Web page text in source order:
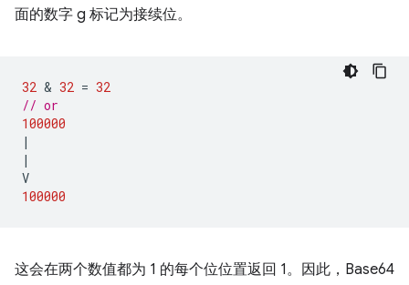
面的数字 g 标记为接续位。
32 & 32 = 32
// or
100000
|
|
V
100000
这会在两个数值都为 1 的每个位位置返回 1。因此，Base64